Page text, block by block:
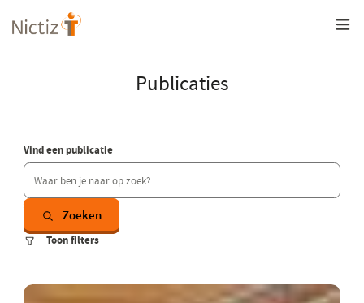
Overslaan
en
Publicaties
Vind een publicatie
Zoeken
Toon filters